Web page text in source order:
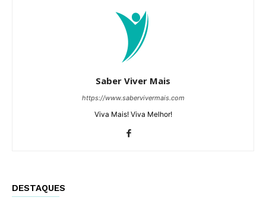
Saber Viver Mais
https://www.sabervivermais.com
Viva Mais! Viva Melhor!
DESTAQUES